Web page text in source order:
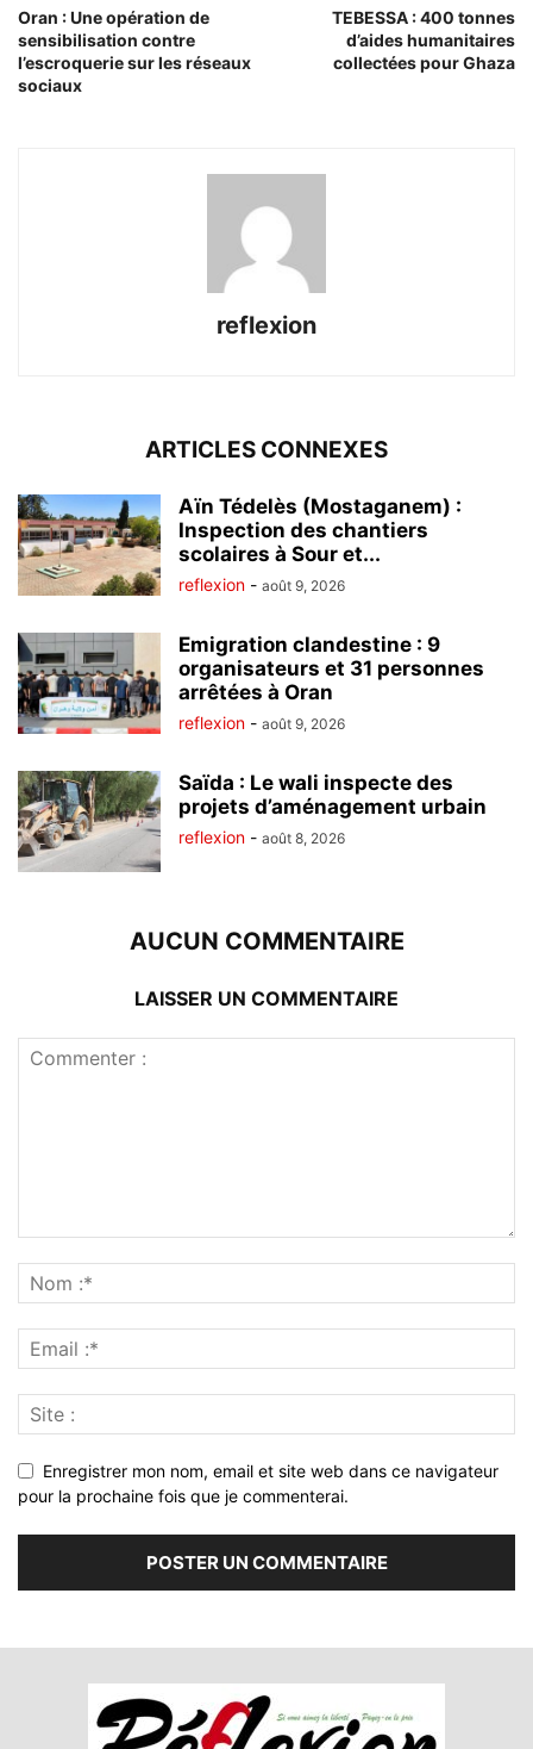
Oran : Une opération de
sensibilisation contre
l’escroquerie sur les réseaux
sociaux
TEBESSA : 400 tonnes
d’aides humanitaires
collectées pour Ghaza
reflexion
ARTICLES CONNEXES
Aïn Tédelès (Mostaganem) :
Inspection des chantiers
scolaires à Sour et...
reflexion - août 9, 2026
Emigration clandestine : 9
organisateurs et 31 personnes
arrêtées à Oran
reflexion - août 9, 2026
Saïda : Le wali inspecte des
projets d’aménagement urbain
reflexion - août 8, 2026
AUCUN COMMENTAIRE
LAISSER UN COMMENTAIRE
Enregistrer mon nom, email et site web dans ce navigateur
pour la prochaine fois que je commenterai.